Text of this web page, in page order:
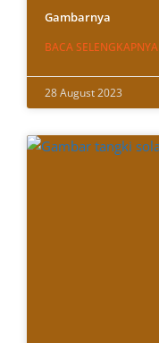
Gambarnya
BACA SELENGKAPNYA
28 August 2023